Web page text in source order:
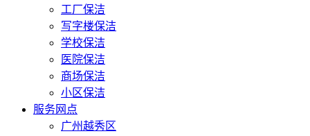
工厂保洁
写字楼保洁
学校保洁
医院保洁
商场保洁
小区保洁
服务网点
广州越秀区